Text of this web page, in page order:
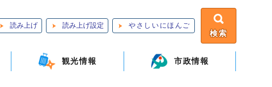
読み上げ 読み上げ設定 やさしいにほんご
検索
観光情報 市政情報